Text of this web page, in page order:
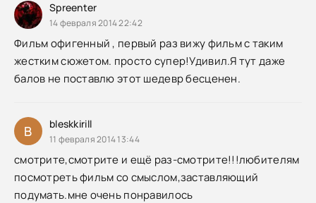
Spreenter
14 февраля 2014 22:42
Фильм офигенный , первый раз вижу фильм с таким
жестким сюжетом. просто супер!Удивил.Я тут даже
балов не поставлю этот шедевр бесценен.
B bleskkirill
11 февраля 2014 13:44
смотрите,смотрите и ещё раз-смотрите!!!любителям
посмотреть фильм со смыслом,заставляющий
подумать.мне очень понравилось